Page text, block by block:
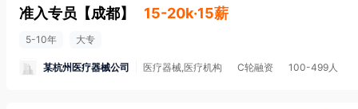
准入专员 【成都】 15-20k·15薪
5-10年 大专
某杭州医疗器械公司 医疗器械,医疗机构 C轮融资 100-499人